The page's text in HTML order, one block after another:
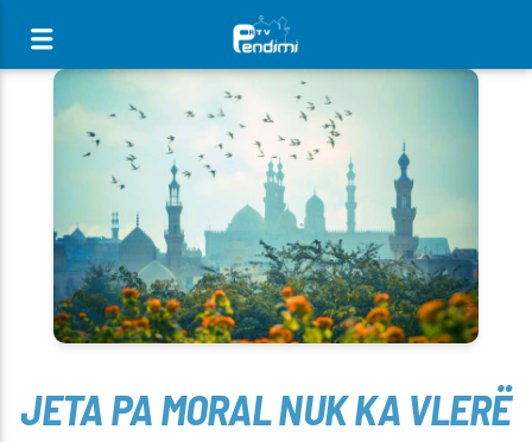
[There are no radio stations in the database]
JETA PA MORAL NUK KA VLERË